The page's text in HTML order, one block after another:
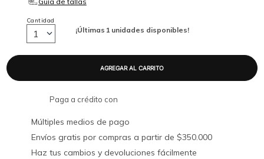
¡Últimas 1 unidades disponibles!
Cantidad
1
Paga a crédito con
Múltiples medios de pago
Envíos gratis por compras a partir de $350.000
Haz tus cambios y devoluciones fácilmente